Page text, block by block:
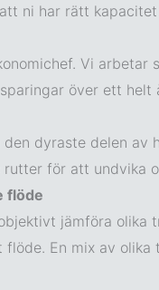
ni har rätt
Vi
över ett helt
dyraste delen
för att undvika
flöde
jämföra
En mix av